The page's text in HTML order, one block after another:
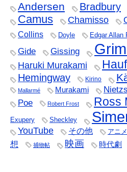
Andersen Bradbury
Camus Chamisso
Collins Doyle Edgar Allan
Gide Gissing
Haruki Murakami
Hemingway
Kirino
Mallarmé Murakami
Poe Robert Frost Ross
Exupery Sheckley
YouTube その他 アニメ
想
捕物帖 映画 時代劇